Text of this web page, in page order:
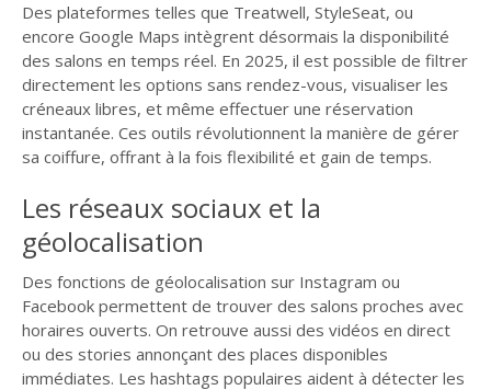
Des plateformes telles que Treatwell, StyleSeat, ou
encore Google Maps intègrent désormais la disponibilité
des salons en temps réel. En 2025, il est possible de filtrer
directement les options sans rendez-vous, visualiser les
créneaux libres, et même effectuer une réservation
instantanée. Ces outils révolutionnent la manière de gérer
sa coiffure, offrant à la fois flexibilité et gain de temps.
Les réseaux sociaux et la
géolocalisation
Des fonctions de géolocalisation sur Instagram ou
Facebook permettent de trouver des salons proches avec
horaires ouverts. On retrouve aussi des vidéos en direct
ou des stories annonçant des places disponibles
immédiates. Les hashtags populaires aident à détecter les